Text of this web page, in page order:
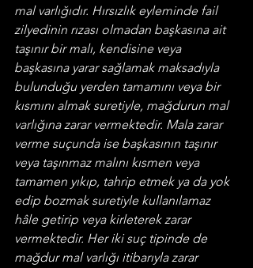
mal varlığıdır. Hırsızlık eyleminde fail
zilyedinin rızası olmadan başkasına ait
taşınır bir malı, kendisine veya
başkasına yarar sağlamak maksadıyla
bulunduğu yerden tamamını veya bir
kısmını almak suretiyle, mağdurun mal
varlığına zarar vermektedir. Mala zarar
verme suçunda ise başkasının taşınır
veya taşınmaz malını kısmen veya
tamamen yıkıp, tahrip etmek ya da yok
edip bozmak suretiyle kullanılamaz
hâle getirip veya kirleterek zarar
vermektedir. Her iki suç tipinde de
mağdur mal varlığı itibarıyla zarar